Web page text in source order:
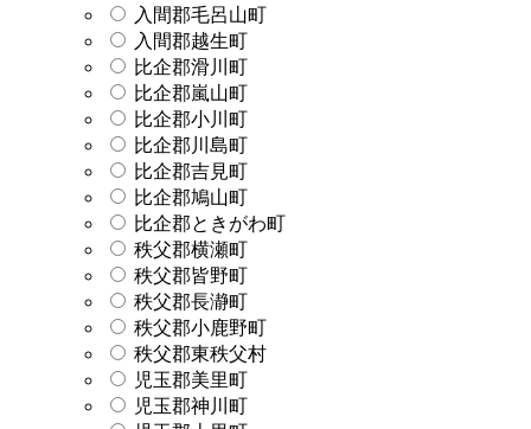
入間郡毛呂山町
入間郡越生町
比企郡滑川町
比企郡嵐山町
比企郡小川町
比企郡川島町
比企郡吉見町
比企郡鳩山町
比企郡ときがわ町
秩父郡横瀬町
秩父郡皆野町
秩父郡長瀞町
秩父郡小鹿野町
秩父郡東秩父村
児玉郡美里町
児玉郡神川町